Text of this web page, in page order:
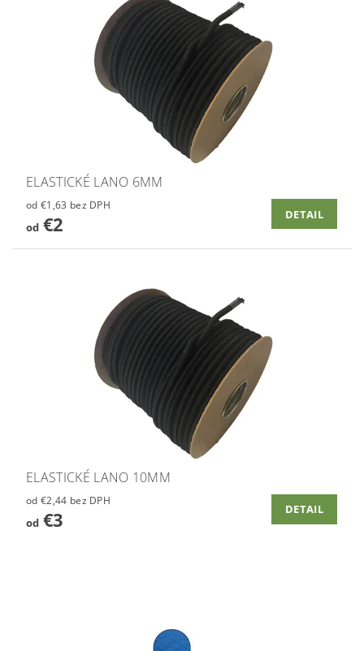
ELASTICKÉ LANO 6MM
od €1,63 bez DPH
od€2 DETAIL
ELASTICKÉ LANO 10MM
od €2,44 bez DPH
od€3 DETAIL